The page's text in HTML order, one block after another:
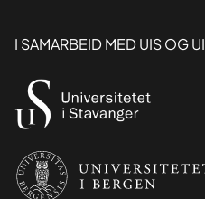
I SAMARBEID MED UIS OG